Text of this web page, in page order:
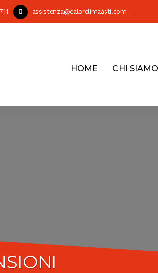
assistenza@calorclimaasti.com
HOME CHI SIAMO